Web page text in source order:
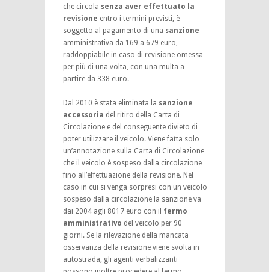
che circola senza aver effettuato la
revisione entro i termini previsti, è
soggetto al pagamento di una sanzione
amministrativa da 169 a 679 euro,
raddoppiabile in caso di revisione omessa
per più di una volta, con una multa a
partire da 338 euro.
Dal 2010 è stata eliminata la sanzione
accessoria del ritiro della Carta di
Circolazione e del conseguente divieto di
poter utilizzare il veicolo. Viene fatta solo
un’annotazione sulla Carta di Circolazione
che il veicolo è sospeso dalla circolazione
fino all’effettuazione della revisione. Nel
caso in cui si venga sorpresi con un veicolo
sospeso dalla circolazione la sanzione va
dai 2004 agli 8017 euro con il fermo
amministrativo del veicolo per 90
giorni. Se la rilevazione della mancata
osservanza della revisione viene svolta in
autostrada, gli agenti verbalizzanti